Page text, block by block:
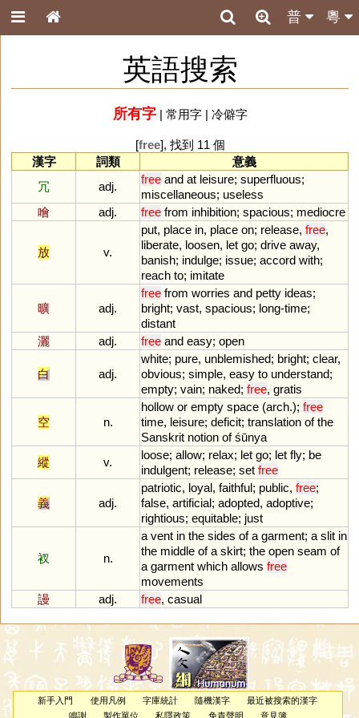
粵
普
英語搜索
所有字| 常用字| 冷僻字
[free], 找到 11 個
漢字
詞類
意義
冗
adj.
free and at leisure; superfluous;
miscellaneous; useless
噲
adj. free from inhibition; spacious; mediocre
放 v.
put, place in, place on; release, free,
liberate, loosen, let go; drive away,
banish; indulge; issue; accord with;
reach to; imitate
曠 adj.
free from worries and petty ideas;
bright; vast, spacious; long-time;
distant
灑
adj. free and easy; open
白 adj.
white; pure, unblemished; bright; clear,
obvious; simple, easy to understand;
empty; vain; naked; free, gratis
空 n.
hollow or empty space (arch.); free
time, leisure; deficit; translation of the
Sanskrit notion ofśūnya
縱
v.
loose; allow; relax; let go; let fly; be
indulgent; release; set free
義 adj.
patriotic, loyal, faithful; public, free;
false, artificial; adopted, adoptive;
rightious; equitable; just
衩 n.
a vent in the sides of a garment; a slit in
the middle of a skirt; the open seam of
a garment which allows free
movements
謾
adj. free, casual
新手入門 使用凡例 字庫統計 隨機漢字
最近被搜索的漢字
鳴謝
製作單位 私隱政策 免責聲明 意見簿